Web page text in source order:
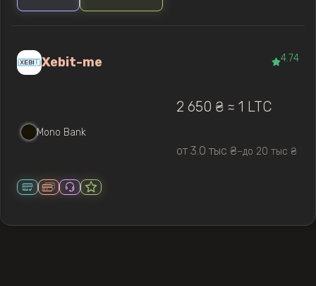
Xebit-me 4.74
Mono Bank
2 650 ₴ ≈ 1 LTC
от 3.0 тыс ₴—до 20 тыс ₴